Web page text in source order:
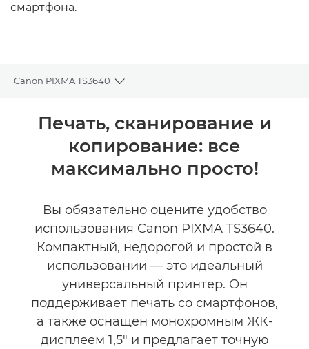
смартфона.
Canon PIXMA TS3640
Toggle breadcrumbs
Общая информация
Технические характеристики
Печать, сканирование и
копирование: все
максимально просто!
Вы обязательно оцените удобство
использования Canon PIXMA TS3640.
Компактный, недорогой и простой в
использовании — это идеальный
универсальный принтер. Он
поддерживает печать со смартфонов,
а также оснащен монохромным ЖК-
дисплеем 1,5" и предлагает точную